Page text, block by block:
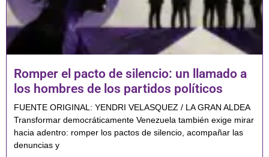
Romper el pacto de silencio: un llamado a
los hombres de los partidos políticos
FUENTE ORIGINAL: YENDRI VELASQUEZ / LA GRAN ALDEA
Transformar democráticamente Venezuela también exige mirar
hacia adentro: romper los pactos de silencio, acompañar las
denuncias y